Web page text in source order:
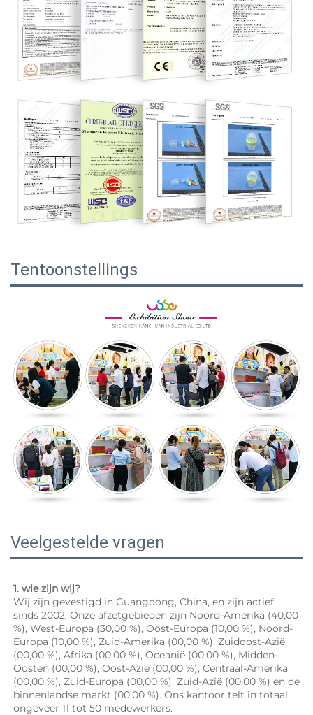
Tentoonstellings
Veelgestelde vragen
1. wie zijn wij?
Wij zijn gevestigd in Guangdong, China, en zijn actief
sinds 2002. Onze afzetgebieden zijn Noord-Amerika (40,00
%), West-Europa (30,00 %), Oost-Europa (10,00 %), Noord-
Europa (10,00 %), Zuid-Amerika (00,00 %), Zuidoost-Azië
(00,00 %), Afrika (00,00 %), Oceanië (00,00 %), Midden-
Oosten (00,00 %), Oost-Azië (00,00 %), Centraal-Amerika
(00,00 %), Zuid-Europa (00,00 %), Zuid-Azië (00,00 %) en de
binnenlandse markt (00,00 %). Ons kantoor telt in totaal
ongeveer 11 tot 50 medewerkers.